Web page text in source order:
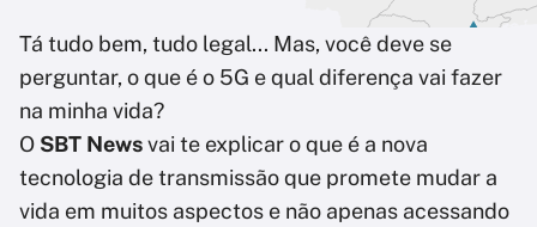
Tá tudo bem, tudo legal... Mas, você deve se
perguntar, o que é o 5G e qual diferença vai fazer
na minha vida?
O SBT Newsvai te explicar o que é a nova
tecnologia de transmissão que promete mudar a
vida em muitos aspectos e não apenas acessando